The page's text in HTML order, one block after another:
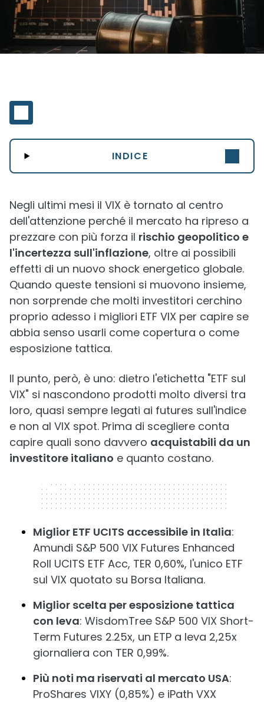
INDICE
Negli ultimi mesi il VIX è tornato al centro
dell'attenzione perché il mercato ha ripreso a
prezzare con più forza il rischio geopolitico e
l'incertezza sull'inflazione, oltre ai possibili
effetti di un nuovo shock energetico globale.
Quando queste tensioni si muovono insieme,
non sorprende che molti investitori cerchino
proprio adesso i migliori ETF VIX per capire se
abbia senso usarli come copertura o come
esposizione tattica.
Il punto, però, è uno: dietro l'etichetta "ETF sul
VIX" si nascondono prodotti molto diversi tra
loro, quasi sempre legati ai futures sull'indice
e non al VIX spot. Prima di scegliere conta
capire quali sono davvero acquistabili da un
investitore italiano e quanto costano.
320 x 50
Miglior ETF UCITS accessibile in Italia:
Amundi S&P 500 VIX Futures Enhanced
Roll UCITS ETF Acc, TER 0,60%, l'unico ETF
sul VIX quotato su Borsa Italiana.
Miglior scelta per esposizione tattica
con leva: WisdomTree S&P 500 VIX Short-
Term Futures 2.25x, un ETP a leva 2,25x
giornaliera con TER 0,99%.
Più noti ma riservati al mercato USA:
ProShares VIXY (0,85%) e iPath VXX